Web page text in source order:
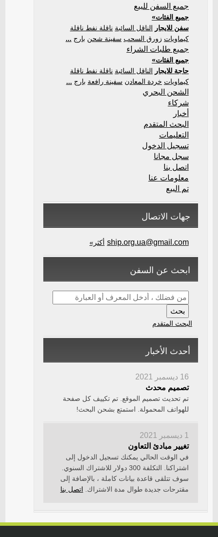
جميع السفن للبيع
جميع الفئات»
سفن للايجار الناقل السائبة ناقلة نفط ناقلة
كيماويات زورق السحب سفينة شحن بارج ...
جميع طلبات الشراء
جميع الفئات»
حاجة للايجار الناقل السائبة ناقلة نفط ناقلة
كيماويات خردة المعادن سفينة رافعة بارج ...
الشحن البحري
شركاء
أخبار
البحث المتقدم
التعليمات
تسجيل الدخول
سجل مجانا
اتصل بنا
معلومات عنا
تم البيع
جهات الاتصال
ship.org.ua@gmail.com أكثر»
ابحث عن السفن
البحث المتقدم
أحدث الأخبار
16 ديسمبر 2021
تصميم محدث
تم تحديث تصميم الموقع. تم تكييف كل صفحة
للهواتف المحمولة. استمتع بشحن البحث!
1 ديسمبر 2021
تغيير مبادئ التعاون
في الوقت الحالي يمكنك تسجيل الدخول إلى
اشتراكنا. التكلفة 300 دولار للاشتراك السنوي.
سوف تتلقى قاعدة بيانات كاملة ، بالإضافة إلى
مقترحات جديدة طوال مدة الاشتراك. اتصل بنا